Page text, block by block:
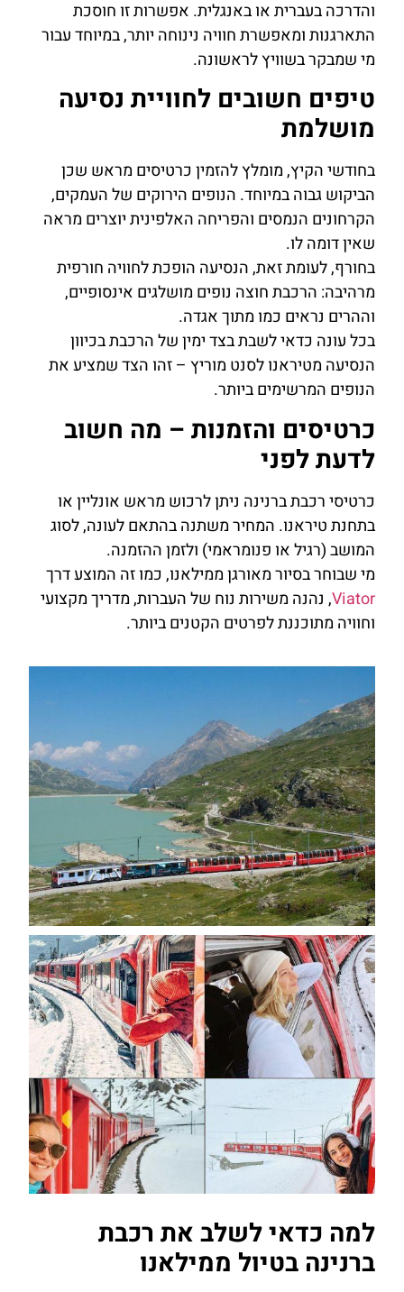
והדרכה בעברית או באנגלית. אפשרות זו חוסכת
התארגנות ומאפשרת חוויה נינוחה יותר, במיוחד עבור
מי שמבקר בשוויץ לראשונה.
טיפים חשובים לחוויית נסיעה
מושלמת
בחודשי הקיץ, מומלץ להזמין כרטיסים מראש שכן
הביקוש גבוה במיוחד. הנופים הירוקים של העמקים,
הקרחונים הנמסים והפריחה האלפינית יוצרים מראה
שאין דומה לו.
בחורף, לעומת זאת, הנסיעה הופכת לחוויה חורפית
מרהיבה: הרכבת חוצה נופים מושלגים אינסופיים,
וההרים נראים כמו מתוך אגדה.
בכל עונה כדאי לשבת בצד ימין של הרכבת בכיוון
הנסיעה מטיראנו לסנט מוריץ – זהו הצד שמציע את
הנופים המרשימים ביותר.
כרטיסים והזמנות – מה חשוב
לדעת לפני
כרטיסי רכבת ברנינה ניתן לרכוש מראש אונליין או
בתחנת טיראנו. המחיר משתנה בהתאם לעונה, לסוג
המושב (רגיל או פנומראמי) ולזמן ההזמנה.
מי שבוחר בסיור מאורגן ממילאנו, כמו זה המוצע דרך
Viator, נהנה משירות נוח של העברות, מדריך מקצועי
וחוויה מתוכננת לפרטים הקטנים ביותר.
למה כדאי לשלב את רכבת
ברנינה בטיול ממילאנו